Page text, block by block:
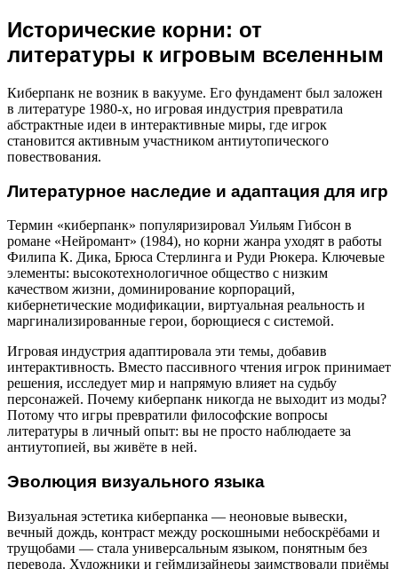
Исторические корни: от
литературы к игровым вселенным
Киберпанк не возник в вакууме. Его фундамент был заложен
в литературе 1980-х, но игровая индустрия превратила
абстрактные идеи в интерактивные миры, где игрок
становится активным участником антиутопического
повествования.
Литературное наследие и адаптация для игр
Термин «киберпанк» популяризировал Уильям Гибсон в
романе «Нейромант» (1984), но корни жанра уходят в работы
Филипа К. Дика, Брюса Стерлинга и Руди Рюкера. Ключевые
элементы: высокотехнологичное общество с низким
качеством жизни, доминирование корпораций,
кибернетические модификации, виртуальная реальность и
маргинализированные герои, борющиеся с системой.
Игровая индустрия адаптировала эти темы, добавив
интерактивность. Вместо пассивного чтения игрок принимает
решения, исследует мир и напрямую влияет на судьбу
персонажей. Почему киберпанк никогда не выходит из моды?
Потому что игры превратили философские вопросы
литературы в личный опыт: вы не просто наблюдаете за
антиутопией, вы живёте в ней.
Эволюция визуального языка
Визуальная эстетика киберпанка — неоновые вывески,
вечный дождь, контраст между роскошными небоскрёбами и
трущобами — стала универсальным языком, понятным без
перевода. Художники и геймдизайнеры заимствовали приёмы